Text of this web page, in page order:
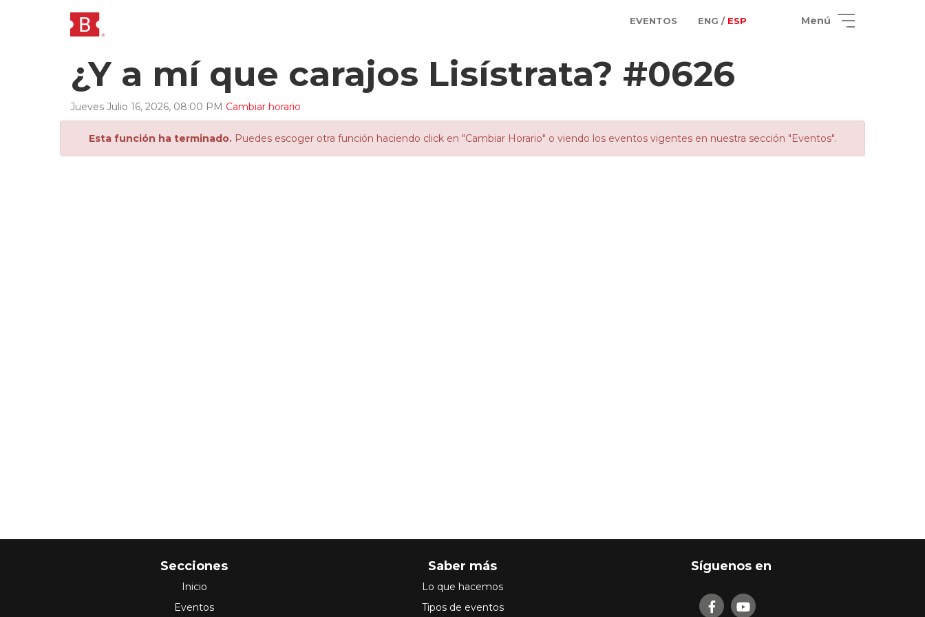
EVENTOS ENG / ESP Menú
¿Y a mí que carajos Lisístrata? #0626
Jueves Julio 16, 2026, 08:00 PM Cambiar horario
Esta función ha terminado. Puedes escoger otra función haciendo click en "Cambiar Horario" o viendo los eventos vigentes en nuestra sección "Eventos".
Secciones
Inicio
Eventos
Saber más
Lo que hacemos
Tipos de eventos
Síguenos en